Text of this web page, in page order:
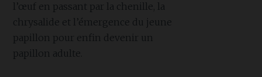
l’œuf en passant par la chenille, la
chrysalide et l’émergence du jeune
papillon pour enfin devenir un
papillon adulte.